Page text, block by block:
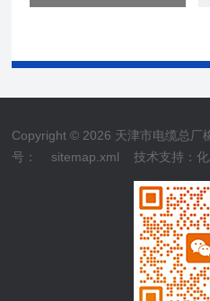
Copyright © 2026 天津市电缆总厂
号：
sitemap.xml 技术支持：